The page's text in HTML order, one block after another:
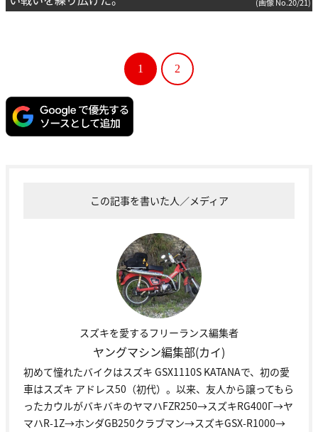
1 2
この記事を書いた人／メディア
スズキを愛するフリーランス編集者
ヤングマシン編集部(カイ)
初めて憧れたバイクはスズキ GSX1110S KATANAで、初の愛
車はスズキ アドレス50（初代）。以来、友人から譲ってもら
ったカウルがバキバキのヤマハFZR250→スズキRG400Γ→ヤ
マハR-1Z→ホンダGB250クラブマン→スズキGSX-R1000→